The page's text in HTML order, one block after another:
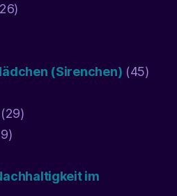
(Sirenchen) (45)
(29)
im